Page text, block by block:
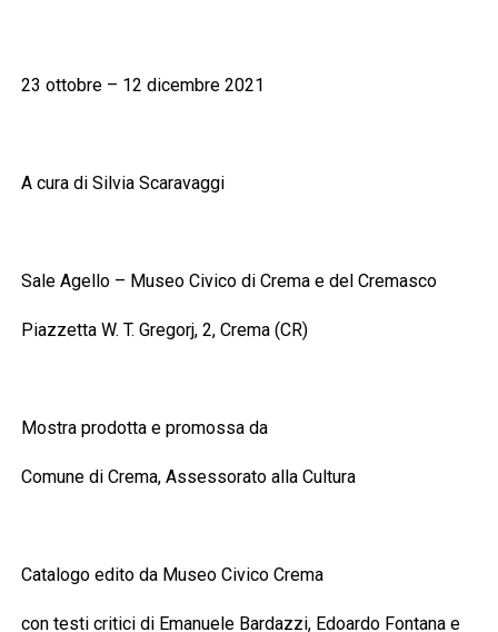
23 ottobre – 12 dicembre 2021
A cura di Silvia Scaravaggi
Sale Agello – Museo Civico di Crema e del Cremasco
Piazzetta W. T. Gregorj, 2, Crema (CR)
Mostra prodotta e promossa da
Comune di Crema, Assessorato alla Cultura
Catalogo edito da Museo Civico Crema
con testi critici di Emanuele Bardazzi, Edoardo Fontana e